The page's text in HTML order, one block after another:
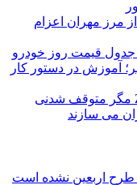
از مرز مهران اعزام
جدول قیمت روز خودرو
آموزش در دستور کار
سیلیکن ولیِ تهران؛ این ایران نسل Z مگر متوقف شدنی
می سازند